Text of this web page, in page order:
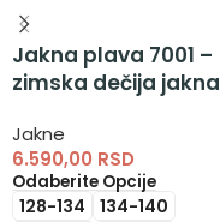
Jakna plava 7001 –
zimska dečija jakna
Jakne
6.590,00 RSD
Odaberite Opcije
128-134
134-140